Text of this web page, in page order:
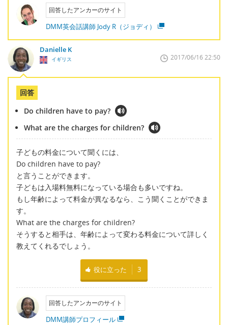
回答したアンカーのサイト
DMM英会話講師 Jody R（ジョディ）
Danielle K
イギリス 2017/06/16 22:50
回答
Do children have to pay?
What are the charges for children?
子どもの料金について聞くには、
Do children have to pay?
と言うことができます。
子どもは入場料無料になっている場合も多いですね。
もし年齢によって料金が異なるなら、こう聞くことができま
す。
What are the charges for children?
そうすると相手は、年齢によって変わる料金について詳しく
教えてくれるでしょう。
役に立った 3
回答したアンカーのサイト
DMM講師プロフィール